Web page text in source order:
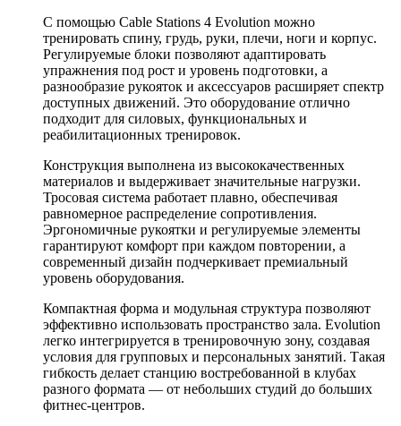
С помощью Cable Stations 4 Evolution можно
тренировать спину, грудь, руки, плечи, ноги и корпус.
Регулируемые блоки позволяют адаптировать
упражнения под рост и уровень подготовки, а
разнообразие рукояток и аксессуаров расширяет спектр
доступных движений. Это оборудование отлично
подходит для силовых, функциональных и
реабилитационных тренировок.
Конструкция выполнена из высококачественных
материалов и выдерживает значительные нагрузки.
Тросовая система работает плавно, обеспечивая
равномерное распределение сопротивления.
Эргономичные рукоятки и регулируемые элементы
гарантируют комфорт при каждом повторении, а
современный дизайн подчеркивает премиальный
уровень оборудования.
Компактная форма и модульная структура позволяют
эффективно использовать пространство зала. Evolution
легко интегрируется в тренировочную зону, создавая
условия для групповых и персональных занятий. Такая
гибкость делает станцию востребованной в клубах
разного формата — от небольших студий до больших
фитнес-центров.